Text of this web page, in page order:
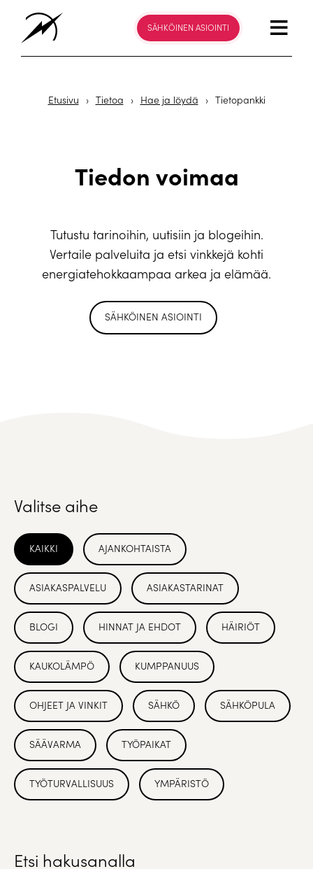
SÄHKÖINEN ASIOINTI
Etusivu › Tietoa › Hae ja löydä › Tietopankki
Tiedon voimaa
Tutustu tarinoihin, uutisiin ja blogeihin.
Vertaile palveluita ja etsi vinkkejä kohti
energiatehokkaampaa arkea ja elämää.
SÄHKÖINEN ASIOINTI
Valitse aihe
KAIKKI AJANKOHTAISTA
ASIAKASPALVELU ASIAKASTARINAT
BLOGI HINNAT JA EHDOT HÄIRIÖT
KAUKOLÄMPÖ KUMPPANUUS
OHJEET JA VINKIT SÄHKÖ SÄHKÖPULA
SÄÄVARMA TYÖPAIKAT
TYÖTURVALLISUUS YMPÄRISTÖ
Etsi hakusanalla